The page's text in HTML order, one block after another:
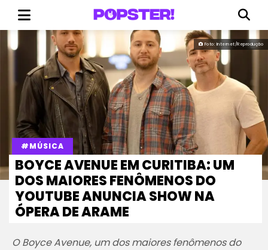
Foto: Internet/Reprodução
#MÚSICA
BOYCE AVENUE EM CURITIBA: UM
DOS MAIORES FENÔMENOS DO
YOUTUBE ANUNCIA SHOW NA
ÓPERA DE ARAME
O Boyce Avenue, um dos maiores fenômenos do